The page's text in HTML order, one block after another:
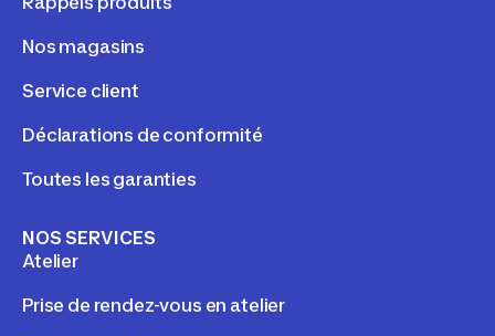
Nos magasins
Service client
Déclarations de conformité
Toutes les garanties
NOS SERVICES
Atelier
Prise de rendez-vous en atelier